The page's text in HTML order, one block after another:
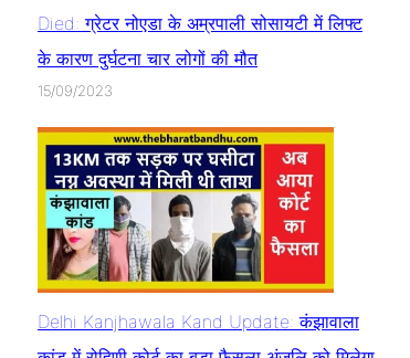
Died: ग्रेटर नोएडा के अम्रपाली सोसायटी में लिफ्ट
के कारण दुर्घटना चार लोगों की मौत
15/09/2023
Delhi Kanjhawala Kand Update: कंझावाला